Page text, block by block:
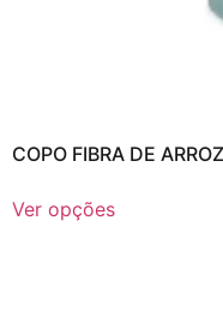
COPO FIBRA DE
Ver opções